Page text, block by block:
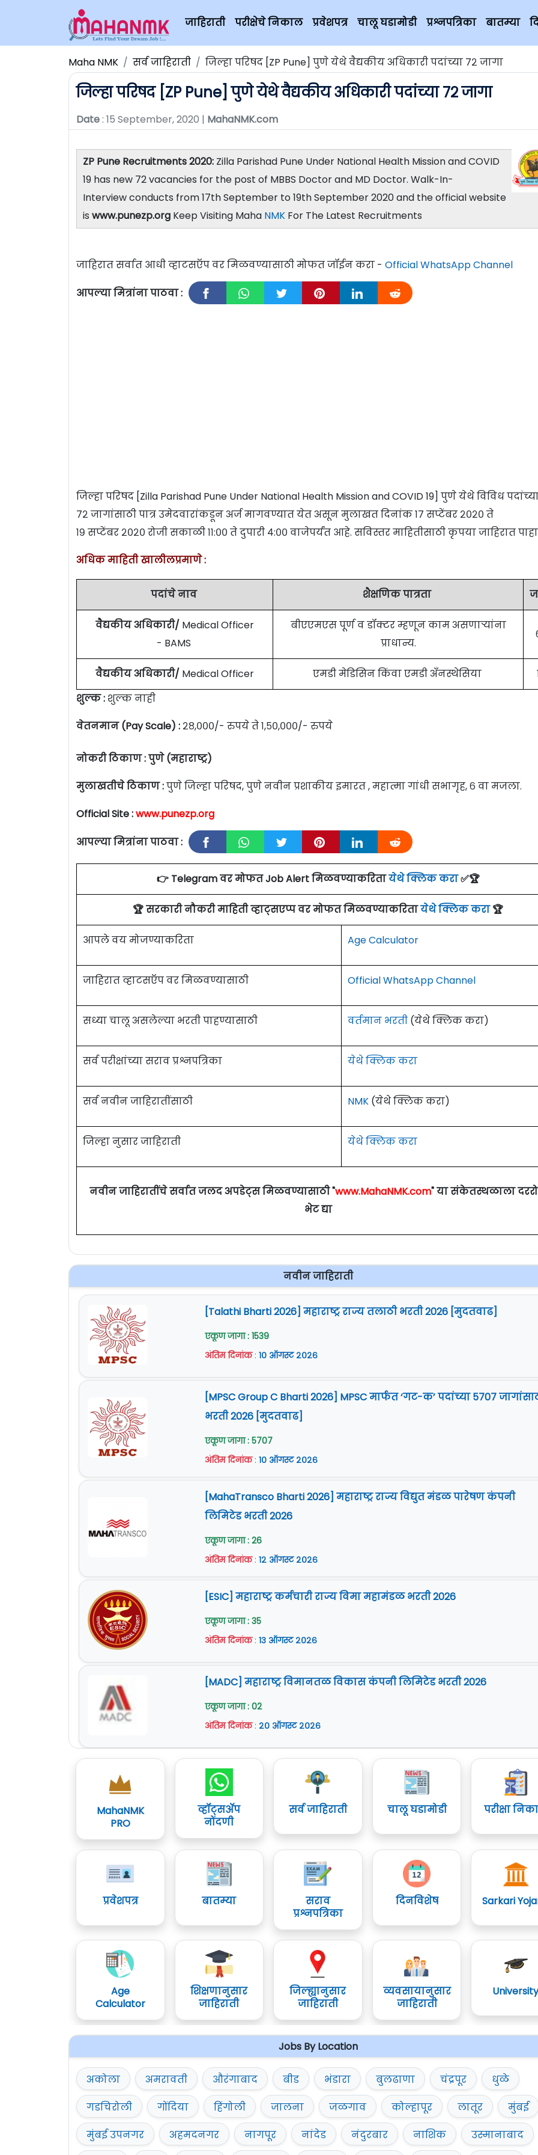
जाहिराती परीक्षेचे निकाल प्रवेशपत्र चालू घडामोडी प्रश्नपत्रिका बातम्या
Maha NMK सर्व जाहिराती जिल्हा परिषद [ZP Pune] पुणे येथे वैद्यकीय अधिकारी पदांच्या ७२ जागा
जिल्हा परिषद [ZP Pune] पुणे येथे वैद्यकीय अधिकारी पदांच्या ७२ जागा
Date: 15 September, 2020 | MahaNMK.com
ZP Pune Recruitments 2020: Zilla Parishad Pune Under National Health Mission and COVID
19 has new 72 vacancies for the post of MBBS Doctor and MD Doctor. Walk-In-
Interview conducts from 17th September to 19th September 2020 and the official website
is www.punezp.org Keep Visiting Maha NMK For The Latest Recruitments
जाहिरात सर्वात आधी व्हाटसऍप वर मिळवण्यासाठी मोफत जॉईन करा - Official WhatsApp Channel
आपल्या मित्रांना पाठवा :
जिल्हा परिषद [Zilla Parishad Pune Under National Health Mission and COVID 19] पुणे येथे विविध
७२ जागांसाठी पात्र उमेदवारांकडून अर्ज मागवण्यात येत असून मुलाखत दिनांक १७ सप्टेंबर २०२० ते
१९ सप्टेंबर २०२० रोजी सकाळी ११:०० ते दुपारी ४:०० वाजेपर्यंत आहे. सविस्तर माहितीसाठी कृपया जाहिरात
अधिक माहिती खालीलप्रमाणे :
पदांचे नाव शैक्षणिक पात्रता
वैद्यकीय अधिकारी/ Medical Officer
- BAMS
बीएएमएस पूर्ण व डॉक्टर म्हणून काम असणाऱ्यांना
प्राधान्य.
वैद्यकीय अधिकारी/ Medical Officer एमडी मेडिसिन किंवा एमडी अँनस्थेसिया
शुल्क : शुल्क नाही
वेतनमान (Pay Scale) : २८,०००/- रुपये ते १,५०,०००/- रुपये
नोकरी ठिकाण :पुणे (महाराष्ट्र)
मुलाखतीचे ठिकाण :पुणे जिल्हा परिषद, पुणे नवीन प्रशाकीय इमारत , महात्मा गांधी सभागृह, ६ वा मजला.
Official Site :www.punezp.org
आपल्या मित्रांना पाठवा :
👉 Telegram वर मोफत Job Alert मिळवण्याकरितायेथे क्लिक करा✅🏆
🏆 सरकारी नौकरी माहिती व्हाट्सएप्प वर मोफत मिळवण्याकरितायेथे क्लिक करा🏆
आपले वय मोजण्याकरिता Age Calculator
जाहिरात व्हाटसऍप वर मिळवण्यासाठी Official WhatsApp Channel
सध्या चालू असलेल्या भरती पाहण्यासाठी वर्तमान भरती (येथे क्लिक करा)
सर्व परीक्षांच्या सराव प्रश्नपत्रिका येथे क्लिक करा
सर्व नवीन जाहिरातींसाठी NMK (येथे क्लिक करा)
जिल्हा नुसार जाहिराती येथे क्लिक करा
नवीन जाहिरातींचे सर्वात जलद अपडेट्स मिळवण्यासाठी "www.MahaNMK.com" या संकेतस्थळाला
भेट द्या
नवीन जाहिराती
[Talathi Bharti 2026] महाराष्ट्र राज्य तलाठी भरती 2026 [मुदतवाढ]
एकूण जागा : 1539
अंतिम दिनांक: १० ऑगस्ट २०२६
[MPSC Group C Bharti 2026] MPSC मार्फत ‘गट-क’ पदांच्या 5707
भरती 2026 [मुदतवाढ]
एकूण जागा : 5707
अंतिम दिनांक: १० ऑगस्ट २०२६
[MahaTransco Bharti 2026] महाराष्ट्र राज्य विद्युत मंडळ पारेषण कंपनी
लिमिटेड भरती 2026
एकूण जागा : 26
अंतिम दिनांक: १२ ऑगस्ट २०२६
[ESIC] महाराष्ट्र कर्मचारी राज्य विमा महामंडळ भरती 2026
एकूण जागा : 35
अंतिम दिनांक: १३ ऑगस्ट २०२६
[MADC] महाराष्ट्र विमानतळ विकास कंपनी लिमिटेड भरती 2026
एकूण जागा : 02
अंतिम दिनांक: २० ऑगस्ट २०२६
MahaNMK
PRO
व्हॉट्सॲप
नोंदणी
सर्व जाहिराती चालू घडामोडी परीक्षा
प्रवेशपत्र बातम्या
सराव
प्रश्नपत्रिका
दिनविशेष Sarkari
Age
Calculator
शिक्षणानुसार
जाहिराती
जिल्ह्यानुसार
जाहिराती
व्यवसायानुसार
जाहिराती
Jobs By Location
अकोला अमरावती औरंगाबाद बीड भंडारा बुलढाणा चंद्रपूर
धुळे
गडचिरोली
गोंदिया हिंगोली जालना जळगाव कोल्हापूर लातूर
मुंबई
मुंबई उपनगर
अहमदनगर नागपूर नांदेड नंदुरबार नाशिक उस्मानाबाद